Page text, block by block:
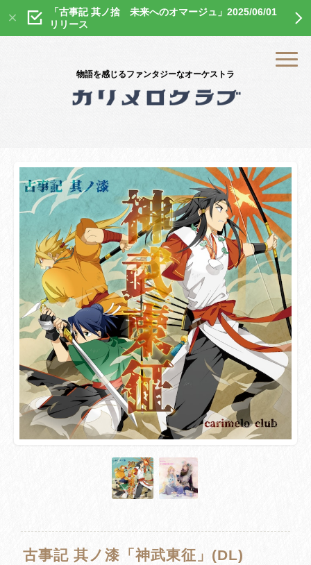
「古事記 其ノ捨 未来へのオマージュ」2025/06/01
リリース
物語を感じるファンタジーなオーケストラ
古事記 其ノ漆「神武東征」(DL)